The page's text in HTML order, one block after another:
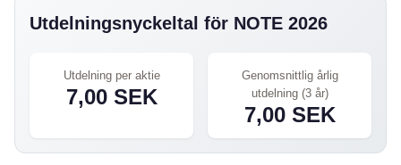
Utdelningsnyckeltal för NOTE 2026
Utdelning per aktie
7,00 SEK
Genomsnittlig årlig
utdelning (3 år)
7,00 SEK